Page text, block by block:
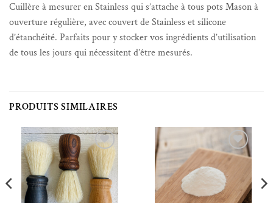
Cuillère à mesurer en Stainless qui s’attache à tous pots Mason à
ouverture régulière, avec couvert de Stainless et silicone
d’étanchéité. Parfaits pour y stocker vos ingrédients d’utilisation
de tous les jours qui nécessitent d’être mesurés.
PRODUITS SIMILAIRES
Ajouter à la liste de souhaits Ajouter à la liste de souhaits